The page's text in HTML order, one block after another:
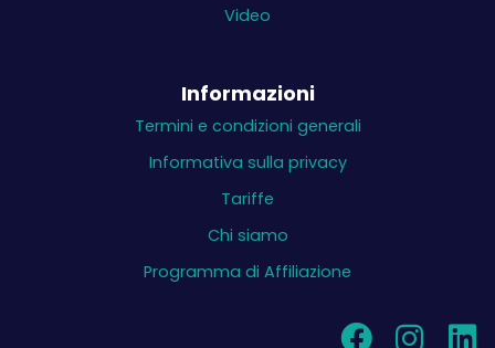
Video
Informazioni
Termini e condizioni generali
Informativa sulla privacy
Tariffe
Chi siamo
Programma di Affiliazione